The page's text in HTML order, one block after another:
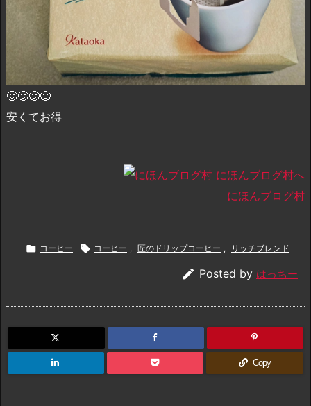
🙂🙂🙂🙂
安くてお得
にほんブログ村
 コーヒー  コーヒー , 匠のドリップコーヒー , リッチブレンド
 Posted by はっちー
Copy